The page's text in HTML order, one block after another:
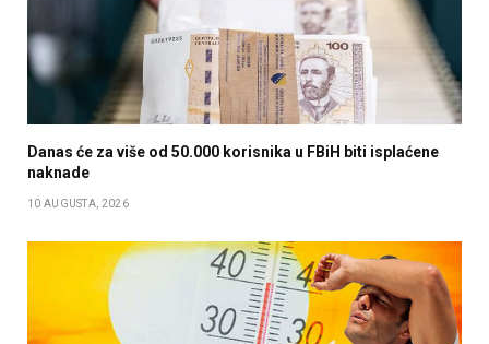
Danas će za više od 50.000 korisnika u FBiH biti isplaćene
naknade
10 AUGUSTA, 2026